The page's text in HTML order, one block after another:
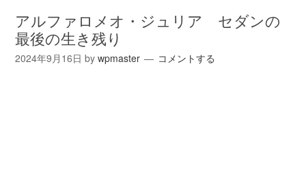
アルファロメオ・ジュリア セダンの
最後の生き残り
2024年9月16日 bywpmaster コメントする